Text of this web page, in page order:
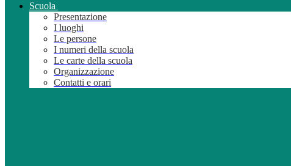
Scuola
Presentazione
I luoghi
Le persone
I numeri della scuola
Le carte della scuola
Organizzazione
Contatti e orari